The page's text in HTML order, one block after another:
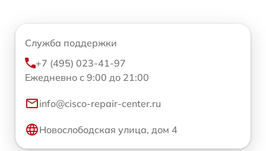
Служба поддержки
+7 (495) 023-41-97
Ежедневно с 9:00 до 21:00
info@cisco-repair-center.ru
Новослободская улица, дом 4